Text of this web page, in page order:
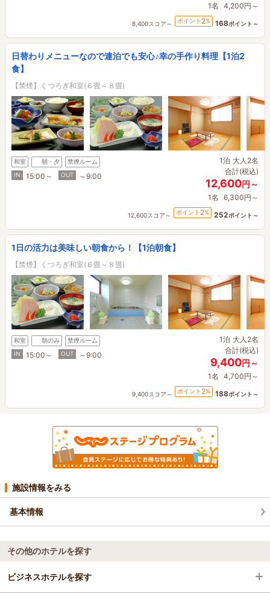
1名 4,200円～
8,400スコア～ ポイント 2% 168ポイント～
日替わりメニューなので連泊でも安心♪幸の手作り料理【1泊2
食】
【禁煙】くつろぎ和室(６畳～８畳)
和室 朝・夕
禁煙ルーム
IN
15:00～ OUT ～9:00
1泊 大人2名
合計(税込)
12,600円～
1名 6,300円～
12,600スコア～ ポイント 2% 252ポイント～
1日の活力は美味しい朝食から！【1泊朝食】
【禁煙】くつろぎ和室(６畳～８畳)
和室 朝のみ
禁煙ルーム
IN
15:00～ OUT ～9:00
1泊 大人2名
合計(税込)
9,400円～
1名 4,700円～
9,400スコア～ ポイント 2% 188ポイント～
施設情報をみる
基本情報
その他のホテルを探す
ビジネスホテルを探す